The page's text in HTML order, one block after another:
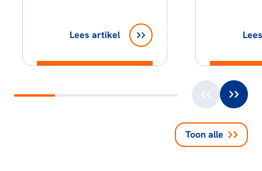
Lees artikel
Toon alle